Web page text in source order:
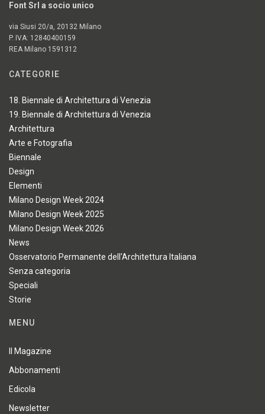
Font Srl a socio unico
via Siusi 20/a, 20132 Milano
P. IVA: 12840400159
REA Milano 1591312
CATEGORIE
18. Biennale di Architettura di Venezia
19. Biennale di Architettura di Venezia
Architettura
Arte e Fotografia
Biennale
Design
Elementi
Milano Design Week 2024
Milano Design Week 2025
Milano Design Week 2026
News
Osservatorio Permanente dell'Architettura Italiana
Senza categoria
Speciali
Storie
MENU
Il Magazine
Abbonamenti
Edicola
Newsletter